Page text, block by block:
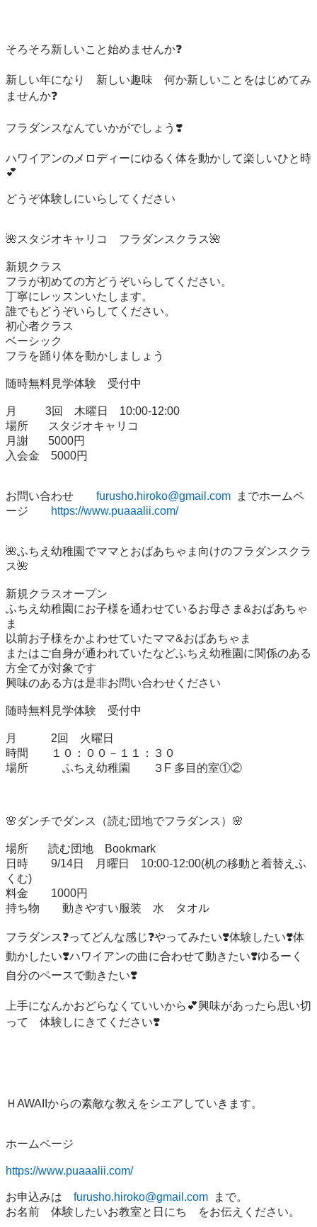
そろそろ新しいこと始めませんか❓
新しい年になり　新しい趣味　何か新しいことをはじめてみ
ませんか❓
フラダンスなんていかがでしょう❣️
ハワイアンのメロディーにゆるく体を動かして楽しいひと時
💕
どうぞ体験しにいらしてください
🌺スタジオキャリコ　フラダンスクラス🌺
新規クラス
フラが初めての方どうぞいらしてください。
丁寧にレッスンいたします。
誰でもどうぞいらしてください。
初心者クラス
ベーシック
フラを踊り体を動かしましょう
随時無料見学体験　受付中
月　      3回　木曜日　10:00-12:00
場所　   スタジオキャリコ
月謝　   5000円
入会金　5000円
お問い合わせ furusho.hiroko@gmail.com
  までホームペ
ージ
https://www.puaaalii.com/
🌺ふちえ幼稚園でママとおばあちゃま向けのフラダンスクラ
ス🌺
新規クラスオープン
ふちえ幼稚園にお子様を通わせているお母さま&おばあちゃ
ま
以前お子様をかよわせていたママ&おばあちゃま
またはご自身が通われていたなどふちえ幼稚園に関係のある
方全てが対象です
興味のある方は是非お問い合わせください
随時無料見学体験　受付中
月　　　2回　火曜日
時間　　１０：００－１１：３０
場所　　　ふちえ幼稚園　　３F 多目的室①②
🌸ダンチでダンス（読む団地でフラダンス）🌸
場所　   読む団地　Bookmark
日時　　9/14日　月曜日　10:00-12:00(机の移動と着替えふ
くむ)
料金　　1000円
持ち物　　動きやすい服装　水　タオル
フラダンス❓ってどんな感じ❓やってみたい❣️体験したい❣️体
動かしたい❣️ハワイアンの曲に合わせて動きたい❣️ゆるーく
自分のペースで動きたい❣️
上手になんかおどらなくていいから💕興味があったら思い切
って　体験しにきてください❣️
ＨAWAIIからの素敵な教えをシエアしていきます。
ホームページ
https://www.puaaalii.com/
お申込みは furusho.hiroko@gmail.com
  まで。
お名前　体験したいお教室と日にち　をお伝えください。